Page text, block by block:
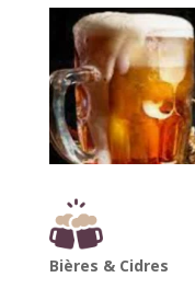
Bières & Cidres